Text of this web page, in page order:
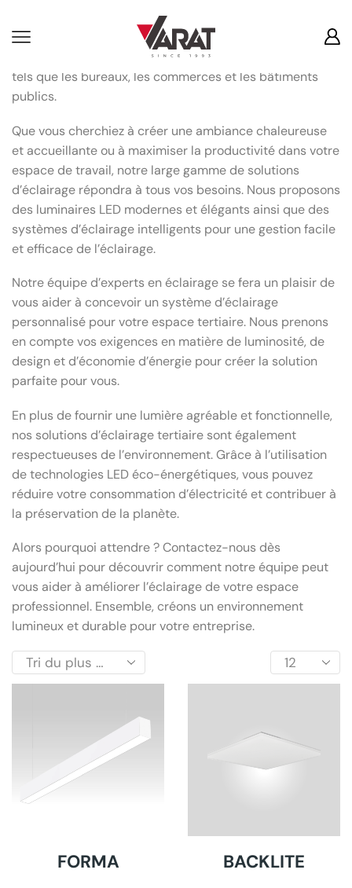
Eclairage Tertiaire
Nos solutions d’éclairage tertiaire offrent un éclairage
efficace et adapté aux besoins des espaces de travail,
tels que les bureaux, les commerces et les bâtiments
publics.
Que vous cherchiez à créer une ambiance chaleureuse
et accueillante ou à maximiser la productivité dans votre
espace de travail, notre large gamme de solutions
d’éclairage répondra à tous vos besoins. Nous proposons
des luminaires LED modernes et élégants ainsi que des
systèmes d’éclairage intelligents pour une gestion facile
et efficace de l’éclairage.
Notre équipe d’experts en éclairage se fera un plaisir de
vous aider à concevoir un système d’éclairage
personnalisé pour votre espace tertiaire. Nous prenons
en compte vos exigences en matière de luminosité, de
design et d’économie d’énergie pour créer la solution
parfaite pour vous.
En plus de fournir une lumière agréable et fonctionnelle,
nos solutions d’éclairage tertiaire sont également
respectueuses de l’environnement. Grâce à l’utilisation
de technologies LED éco-énergétiques, vous pouvez
réduire votre consommation d’électricité et contribuer à
la préservation de la planète.
Alors pourquoi attendre ? Contactez-nous dès
aujourd’hui pour découvrir comment notre équipe peut
vous aider à améliorer l’éclairage de votre espace
professionnel. Ensemble, créons un environnement
lumineux et durable pour votre entreprise.
FORMA BACKLITE